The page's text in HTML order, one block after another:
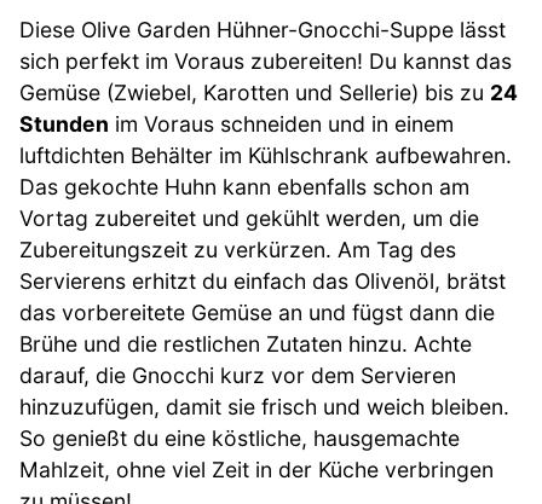
Diese Olive Garden Hühner-Gnocchi-Suppe lässt
sich perfekt im Voraus zubereiten! Du kannst das
Gemüse (Zwiebel, Karotten und Sellerie) bis zu 24
Stunden im Voraus schneiden und in einem
luftdichten Behälter im Kühlschrank aufbewahren.
Das gekochte Huhn kann ebenfalls schon am
Vortag zubereitet und gekühlt werden, um die
Zubereitungszeit zu verkürzen. Am Tag des
Servierens erhitzt du einfach das Olivenöl, brätst
das vorbereitete Gemüse an und fügst dann die
Brühe und die restlichen Zutaten hinzu. Achte
darauf, die Gnocchi kurz vor dem Servieren
hinzuzufügen, damit sie frisch und weich bleiben.
So genießt du eine köstliche, hausgemachte
Mahlzeit, ohne viel Zeit in der Küche verbringen